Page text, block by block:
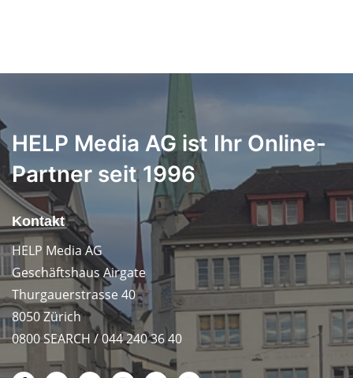
HELP Media AG ist Ihr Online-
Partner seit 1996
Kontakt
HELP Media AG
Geschäftshaus Airgate
Thurgauerstrasse 40
8050 Zürich
0800 SEARCH / 044 240 36 40